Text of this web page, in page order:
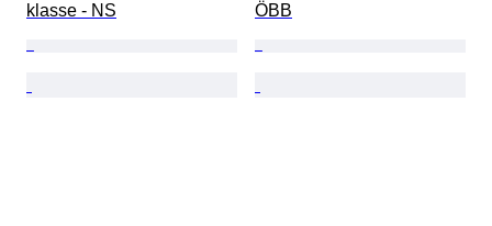
klasse - NS
ÖBB